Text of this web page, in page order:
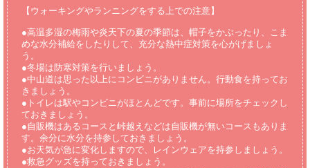
【ウォーキングやランニングをする上での注意】
●高温多湿の梅雨や炎天下の夏の季節は、帽子をかぶったり、こま
めな水分補給をしたりして、充分な熱中症対策を心がげましょ
う。
●冬場は防寒対策を行いましょう。
●中山道は思った以上にコンビニがありません。行動食を持ってお
きましょう。
●トイレは駅やコンビニがほとんどです。事前に場所をチェックし
ておきましょう。
●自販機はあるコースと峠越えなどは自販機が無いコースもありま
す。余分に水分を持参しておきましょう。
●お天気が急に変化しますので、レインウェアを持参しましょう。
●救急グッズを持っておきましょう。